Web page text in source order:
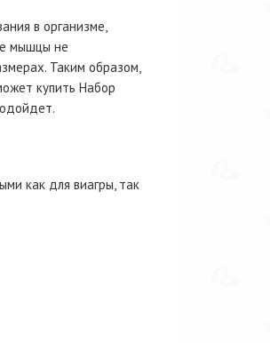
в организме,
мышцы не
Таким образом,
купить Набор
как для виагры, так